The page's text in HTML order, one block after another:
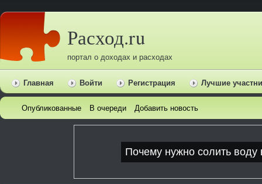
Расход.ru
портал о доходах и расходах
Главная Войти Регистрация Лучшие
Опубликованные В очереди Добавить новость